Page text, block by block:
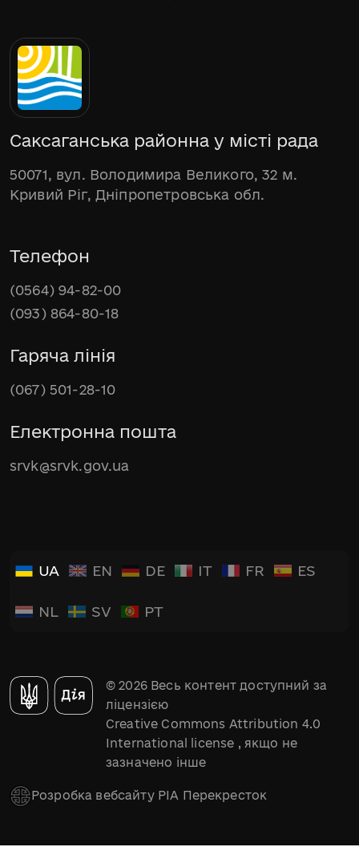
Саксаганська районна у місті рада
50071, вул. Володимира Великого, 32 м.
Кривий Ріг, Дніпропетровська обл.
Телефон
(0564) 94-82-00
(093) 864-80-18
Гаряча лінія
(067) 501-28-10
Електронна пошта
srvk@srvk.gov.ua
UA EN DE IT FR ES
NL SV PT
© 2026 Весь контент доступний за
ліцензією
Creative Commons Attribution 4.0
International license , якщо не
зазначено інше
Розробка вебсайту РІА Перекресток